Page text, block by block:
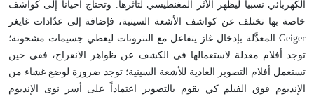
الكهربائي نسبياً ليظهر الأثر المغنطيسي لتآثرها. وتحتاج أحياناً إلى كواشف
خاصة بها تختلف عن كواشف الأشعة السينية، فإضافة إلى عدّادات غايغر
Geiger المعدَّلة بإدخال غاز يتفاعل مع النترونات ليعطي جسيمات مشحونة؛
توجد أفلام معدلة لاستعمالها في الكشف عن ظواهر الانعراج، ففي حين
تستعمل أفلام التصوير العادية للأشعة السينية؛ توجد ضرورة لوضع غشاء من
الإنديوم فوق الفيلم كي يقوم بالتصوير اعتماداً على أسر نوى الإنديوم